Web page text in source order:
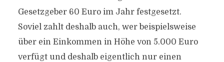
Gesetzgeber 60 Euro im Jahr festgesetzt.
Soviel zahlt deshalb auch, wer beispielsweise
über ein Einkommen in Höhe von 5.000 Euro
verfügt und deshalb eigentlich nur einen